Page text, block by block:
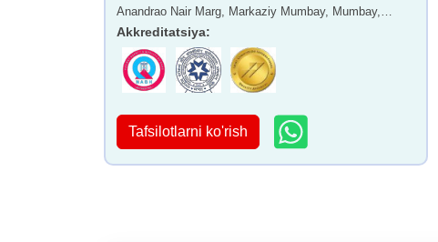
Anandrao Nair Marg, Markaziy Mumbay, Mumbay,
Maharashtra - 400011
Akkreditatsiya:
Tafsilotlarni ko'rish